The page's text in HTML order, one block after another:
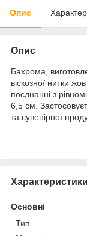
Опис
Опис
Бахрома,
віскозної нитки
поєднанні з
6,5 см.
та сувенірної
Характеристики
Основні
Тип